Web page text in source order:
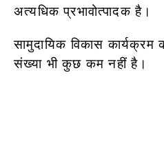
अत्यधिक प्रभावोत्पादक है।
सामुदायिक विकास
संख्या भी कुछ कम नहीं है।